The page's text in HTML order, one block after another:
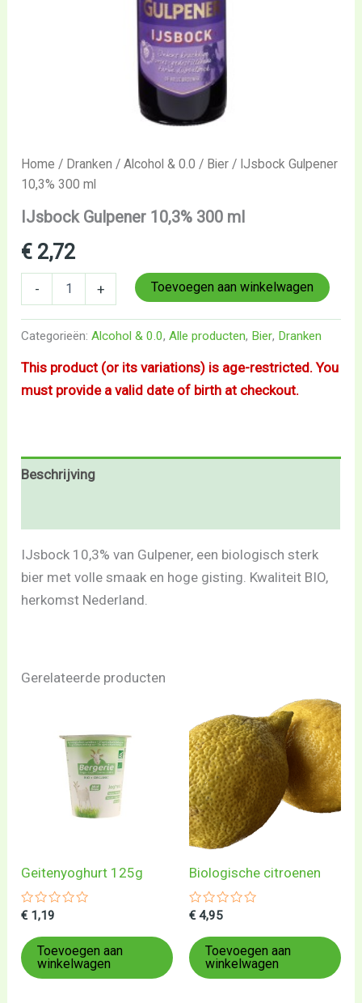
Home / Dranken /Alcohol & 0.0 / Bier / IJsbock Gulpener
10,3% 300 ml
IJsbock Gulpener 10,3% 300 ml
€ 2,72
- + Toevoegen aan winkelwagen
Categorieën:Alcohol & 0.0,Alle producten, Bier, Dranken
This product (or its variations) is age-restricted. You
must provide a valid date of birth at checkout.
Beschrijving
IJsbock 10,3% van Gulpener, een biologisch sterk
bier met volle smaak en hoge gisting. Kwaliteit BIO,
herkomst Nederland.
Gerelateerde producten
Geitenyoghurt 125g
Gewaardeerd
uit
5
€ 1,19
Toevoegen aan
winkelwagen
Biologische citroenen
Gewaardeerd
uit
5
€ 4,95
Toevoegen aan
winkelwagen